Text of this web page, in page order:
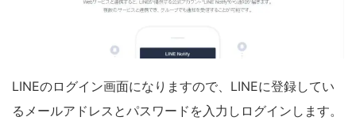
LINEのログイン画面になりますので、LINEに登録してい
るメールアドレスとパスワードを入力しログインします。